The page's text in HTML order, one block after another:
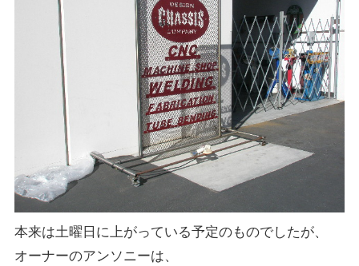
本来は土曜日に上がっている予定のものでしたが、
オーナーのアンソニーは、